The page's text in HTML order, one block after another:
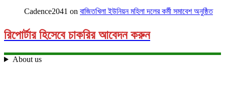
Cadence2041 on বাজিতখিলা ইউনিয়ন মহিলা দলের কর্মী সমাবেশ অনুষ্ঠিত
রিপোর্টার হিসেবে চাকরির আবেদন করুন
About us